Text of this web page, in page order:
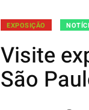
EXPOSIÇÃO
Visite
São